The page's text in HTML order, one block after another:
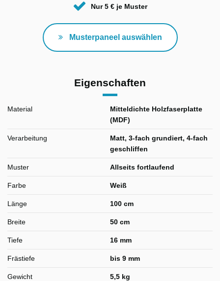
Nur 5 € je Muster
Musterpaneel auswählen
Eigenschaften
Material
Mitteldichte Holzfaserplatte
(MDF)
Verarbeitung
Matt, 3-fach grundiert, 4-fach
geschliffen
Muster Allseits fortlaufend
Farbe Weiß
Länge 100 cm
Breite 50 cm
Tiefe 16 mm
Frästiefe bis 9 mm
Gewicht 5,5 kg